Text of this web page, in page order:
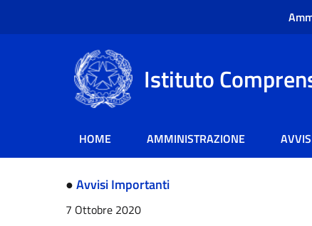
Istituto
HOME AMMINISTRAZIONE
●Avvisi Importanti
7 Ottobre 2020